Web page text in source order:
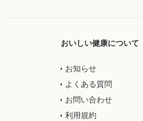
おいしい健康について
お知らせ
よくある質問
お問い合わせ
利用規約